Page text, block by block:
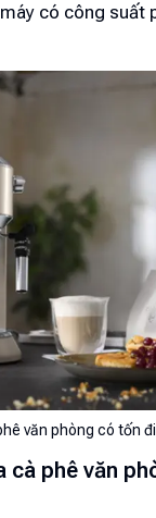
có công suất
văn phòng có tốn
cà phê văn